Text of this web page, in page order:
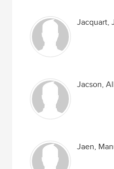
Jacquart,
Jacson,
Jaen,